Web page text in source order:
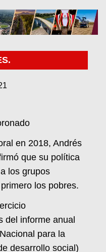
en 2018, Andrés
que su política
los grupos
los pobres.
del informe anual
para la
desarrollo social)